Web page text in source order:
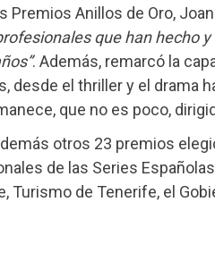
Premios Anillos de Oro,
que han hecho
. Además, remarcó la
desde el thriller y el drama
que no es poco,
otros 23 premios
de las Series
Turismo de Tenerife, el